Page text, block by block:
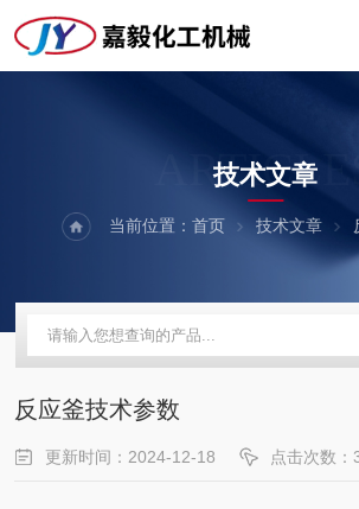
技术文章
当前位置： 首页 技术文章
反应釜技术参数
更新时间：2024-12-18 点击次数：